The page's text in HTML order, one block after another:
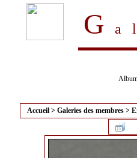
G
Accueil > Galeries des membres >